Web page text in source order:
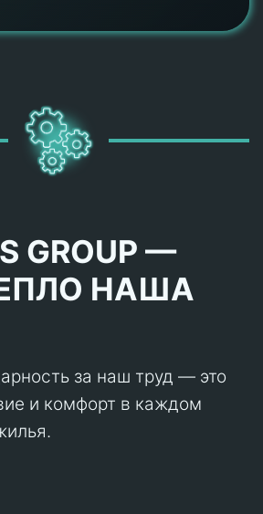
GROUP —
НАША
за наш труд — это
и комфорт в каждом